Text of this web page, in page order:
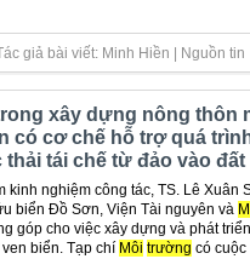
giả bài viết: Minh Hiền | Nguồn tin
xây dựng nông thôn
có cơ chế hỗ trợ quá
thải tái chế từ đảo vào đất
kinh nghiệm công tác, TS. Lê Xuân
biển Đồ Sơn, Viện Tài nguyên và
góp cho việc xây dựng và phát
biển. Tạp chí Môi trường có